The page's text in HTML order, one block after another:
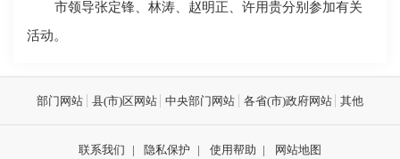
市领导张定锋、林涛、赵明正、许用贵分别参加有关
活动。
部门网站 县(市)区网站 中央部门网站 各省(市)政府网站 其他
联系我们 | 隐私保护 | 使用帮助 | 网站地图